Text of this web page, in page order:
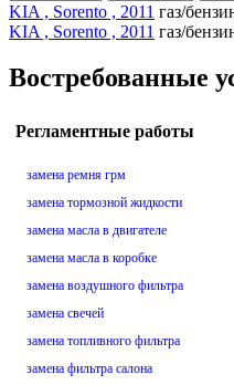
KIA , Sorento , 2011 газ/
KIA , Sorento , 2011 газ/
Востребованные
Регламентные работы
замена ремня грм
замена тормозной жидкости
замена масла в двигателе
замена масла в коробке
замена воздушного фильтра
замена свечей
замена топливного фильтра
замена фильтра салона